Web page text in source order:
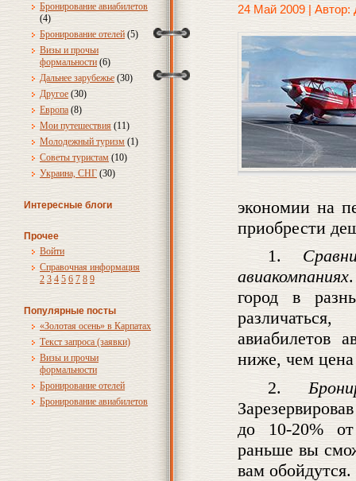
Бронирование авиабилетов
(4)
Бронирование отелей (5)
Визы и прочьи
формальности (6)
Дальнее зарубежье (30)
Другое (30)
Европа (8)
Мои путешествия (11)
Молодежный туризм (1)
Советы туристам (10)
Украина, СНГ (30)
Интересные блоги
Прочее
Войти
Справочная информация
2 3 4 5 6 7 8 9
Популярные посты
«Золотая осень» в Карпатах
Текст запроса (заявки)
Визы и прочьи
формальности
Бронирование отелей
Бронирование авиабилетов
24 Май 2009 | Автор:
экономии на
приобрести
1.
авиакомпаниях
город в
авиабилетов
ниже, чем цена
2.
до 10-20%
раньше вы
вам обойдутся.